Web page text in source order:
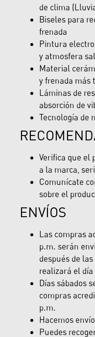
de clima
Biseles para
frenada
Pintura
y atmosfera
Material
y frenada más
Láminas de
absorción de
Tecnología de
Verifica que el
a la marca,
Comunícate
sobre el
ENVÍOS
Las compras
p.m. serán
después de
realizará el
Días sábados
compras
p.m.
Hacemos
Puedes